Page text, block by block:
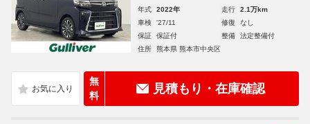
年式 2022年 走行
2.1万km
車検
'27/11 修復
なし
保証
保証付 整備
法定整備付
住所
熊本県 熊本市中央区
無
料
見積もり・在庫確認